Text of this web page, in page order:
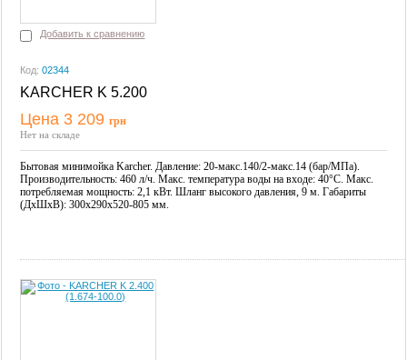
Добавить к сравнению
Код:02344
KARCHER K 5.200
Купить
Цена 3 209грн
Нет на складе
Бытовая минимойка Karcher. Давление: 20-макс.140/2-макс.14 (бар/МПа).
Производительность: 460 л/ч. Макс. температура воды на входе: 40°C. Макс.
потребляемая мощность: 2,1 кВт. Шланг высокого давления, 9 м. Габариты
(ДхШхВ): 300x290x520-805 мм.